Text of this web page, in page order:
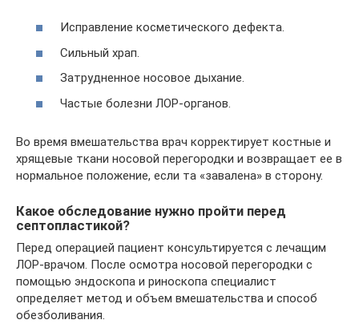
Исправление косметического дефекта.
Сильный храп.
Затрудненное носовое дыхание.
Частые болезни ЛОР-органов.
Во время вмешательства врач корректирует костные и
хрящевые ткани носовой перегородки и возвращает ее в
нормальное положение, если та «завалена» в сторону.
Какое обследование нужно пройти перед
септопластикой?
Перед операцией пациент консультируется с лечащим
ЛОР-врачом. После осмотра носовой перегородки с
помощью эндоскопа и риноскопа специалист
определяет метод и объем вмешательства и способ
обезболивания.